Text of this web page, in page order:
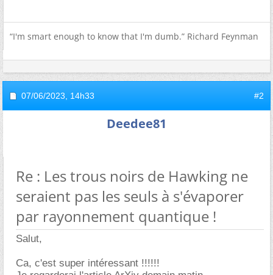
“I'm smart enough to know that I'm dumb.” Richard Feynman
07/06/2023, 14h33 #2
Deedee81
Re : Les trous noirs de Hawking ne
seraient pas les seuls à s'évaporer
par rayonnement quantique !
Salut,
Ca, c'est super intéressant !!!!!!